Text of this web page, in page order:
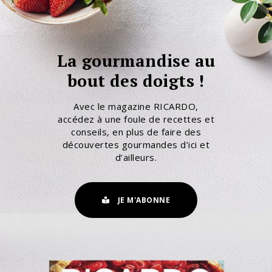
La gourmandise au
bout des doigts !
Avec le magazine RICARDO,
accédez à une foule de recettes et
conseils, en plus de faire des
découvertes gourmandes d’ici et
d’ailleurs.
JE M'ABONNE